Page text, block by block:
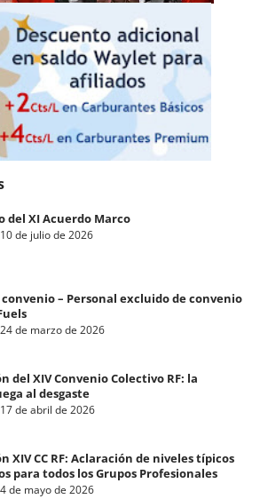
del XI Acuerdo Marco
de julio de 2026
– Personal excluido de convenio
de marzo de 2026
del XIV Convenio Colectivo RF: la
al desgaste
de abril de 2026
XIV CC RF: Aclaración de niveles típicos
para todos los Grupos Profesionales
de mayo de 2026